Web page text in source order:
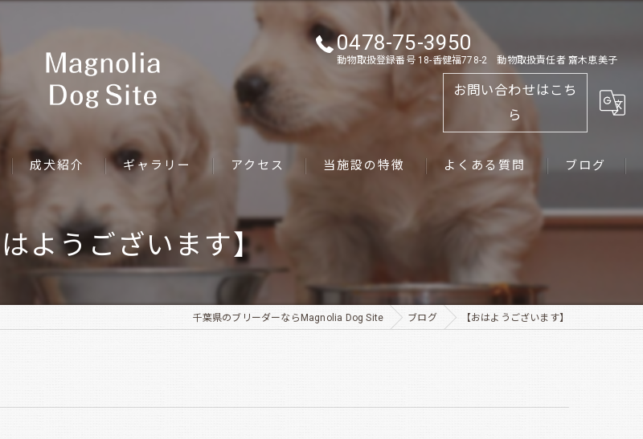
0478-75-3950
動物取扱登録番号 18-香健福778-2 動物取扱責任者 齋木恵美子
お問い合わせはこち
ら
成犬紹介 ギャラリー アクセス 当施設の特徴
犬舎
よくある質問 ブログ
はようございます】
千葉県のブリーダーならMagnolia Dog Site ブログ 【おはようございます】